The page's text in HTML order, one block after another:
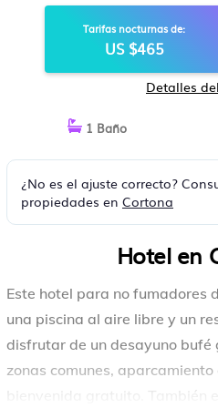
Tarifas nocturnas de:
US $465
Detalles
1 Baño
¿No es el ajuste correcto?
propiedades en Cortona
Hotel en
Este hotel para no fumadores
una piscina al aire libre y un
disfrutar de un desayuno
zonas comunes,
bienvenida gratuito. También